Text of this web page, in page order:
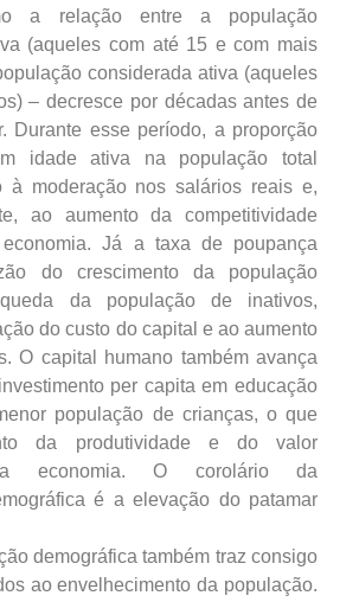
a relação entre a população
(aqueles com até 15 e com mais
considerada ativa (aqueles
– decresce por décadas antes de
Durante esse período, a proporção
idade ativa na população total
à moderação nos salários reais e,
ao aumento da competitividade
Já a taxa de poupança
do crescimento da população
da população de inativos,
do custo do capital e ao aumento
O capital humano também avança
per capita em educação
população de crianças, o que
da produtividade e do valor
economia. O corolário da
é a elevação do patamar
demográfica também traz consigo
ao envelhecimento da população.